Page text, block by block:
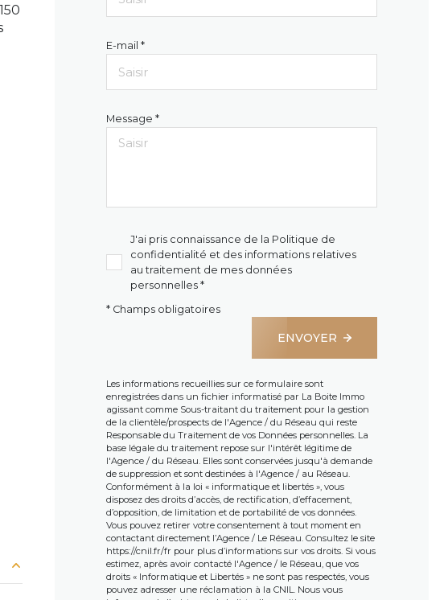
E-mail *
Message *
J'ai pris connaissance de la Politique de
confidentialité et des informations relatives
au traitement de mes données
personnelles *
* Champs obligatoires
ENVOYER
Les informations recueillies sur ce formulaire sont
enregistrées dans un fichier informatisé par La Boite Immo
agissant comme Sous-traitant du traitement pour la gestion
de la clientèle/prospects de l'Agence / du Réseau qui reste
Responsable du Traitement de vos Données personnelles. La
base légale du traitement repose sur l'intérêt légitime de
l'Agence / du Réseau. Elles sont conservées jusqu'à demande
de suppression et sont destinées à l'Agence / au Réseau.
Conformément à la loi « informatique et libertés », vous
disposez des droits d’accès, de rectification, d’effacement,
d’opposition, de limitation et de portabilité de vos données.
Vous pouvez retirer votre consentement à tout moment en
contactant directement l’Agence / Le Réseau. Consultez le site
https://cnil.fr/fr pour plus d’informations sur vos droits. Si vous
estimez, après avoir contacté l'Agence / le Réseau, que vos
droits « Informatique et Libertés » ne sont pas respectés, vous
pouvez adresser une réclamation à la CNIL. Nous vous